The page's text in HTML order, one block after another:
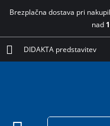
Brezplačna dostava pri
nad
DIDAKTA predstavitev